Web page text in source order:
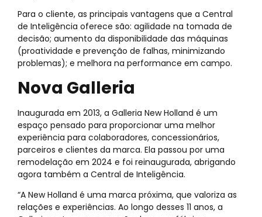
Para o cliente, as principais vantagens que a Central
de Inteligência oferece são: agilidade na tomada de
decisão; aumento da disponibilidade das máquinas
(proatividade e prevenção de falhas, minimizando
problemas); e melhora na performance em campo.
Nova Galleria
Inaugurada em 2013, a Galleria New Holland é um
espaço pensado para proporcionar uma melhor
experiência para colaboradores, concessionários,
parceiros e clientes da marca. Ela passou por uma
remodelação em 2024 e foi reinaugurada, abrigando
agora também a Central de Inteligência.
“A New Holland é uma marca próxima, que valoriza as
relações e experiências. Ao longo desses 11 anos, a